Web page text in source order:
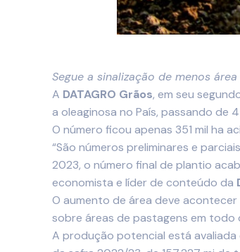
Segue a sinalização de menos
A DATAGRO Grãos, em seu
a oleaginosa no País, passando de
O número ficou apenas 351 mil ha
“São números preliminares e
2023, o número final de plantio
economista e líder de conteúdo da
O aumento de área deve acontecer
sobre áreas de pastagens em todo
A produção potencial está avaliada